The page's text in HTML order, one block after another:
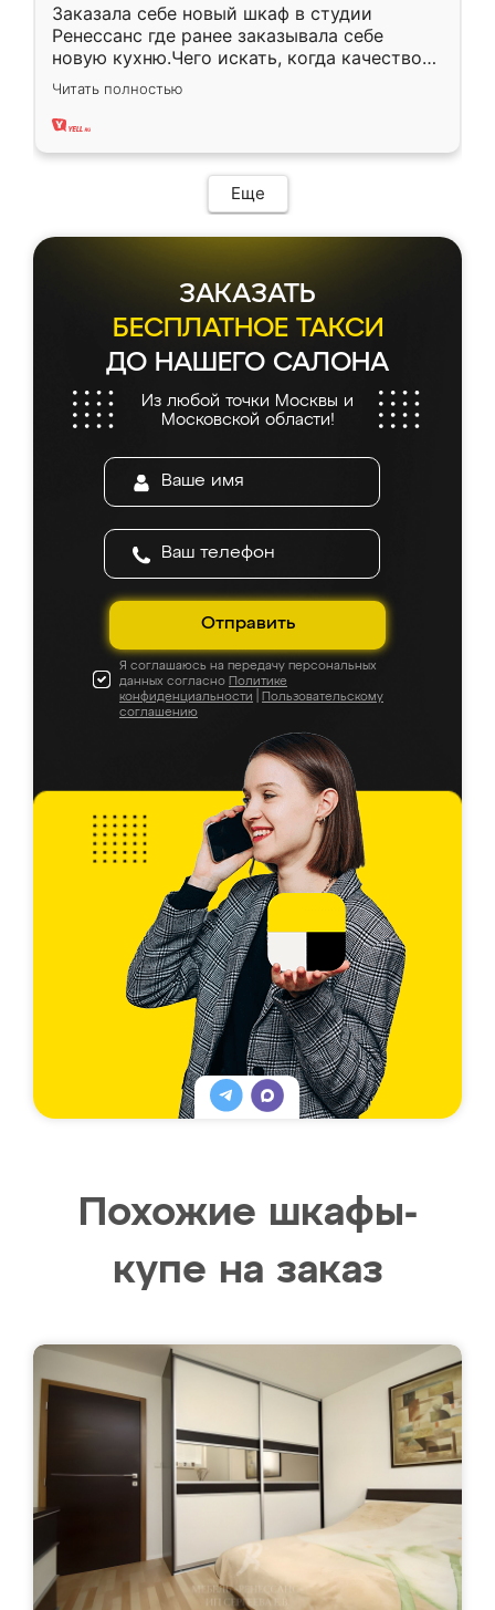
Заказала себе новый шкаф в студии
Ренессанс где ранее заказывала себе
новую кухню.Чего искать, когда качеством
вполне довольна. Служит кухня уже почти
два года, нареканий нет.
Читать полностью
Еще
ЗАКАЗАТЬ
БЕСПЛАТНОЕ ТАКСИ
ДО НАШЕГО САЛОНА
Из любой точки Москвы и
Московской области!
Отправить
Я соглашаюсь на передачу персональных
данных согласно Политике
конфиденциальности
Пользовательскому
соглашению
Похожие шкафы-
купе на заказ